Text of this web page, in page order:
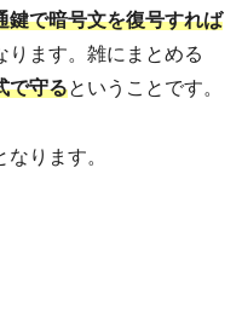
鍵で暗号文を復号すれば
ります。雑にまとめる
で守るということです。
ります。